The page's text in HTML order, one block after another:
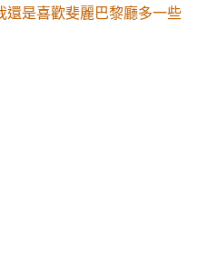
還是喜歡斐麗巴黎廳多一些